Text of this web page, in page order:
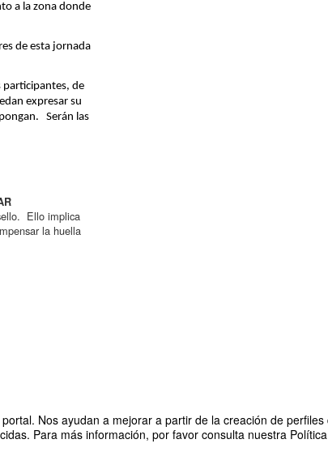
Nos ayudan a mejorar a partir de la creación de
Para más información, por favor consulta nuestra
a la zona donde
de esta jornada
participantes, de
expresar su
Serán las
Ello implica
la huella
de Ciencias Ambientales (IUCA), Vicerrectorado de